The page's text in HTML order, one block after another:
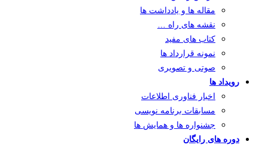
مقاله ها و یادداشت ها
نقشه های راه …
کتاب های مفید
نمونه قرارداد ها
صوتی و تصویری
رویداد ها
اخبار فناوری اطلاعات
مسابقات برنامه نویسی
جشنواره ها و همایش ها
دوره های رایگان